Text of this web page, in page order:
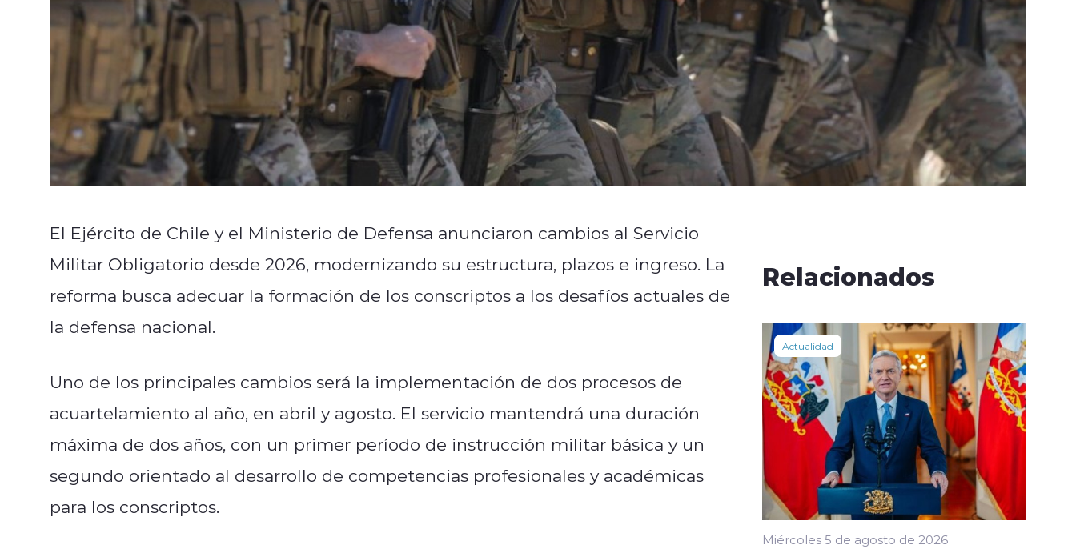
El Ejército de Chile y el Ministerio de Defensa anunciaron cambios al Servicio
Militar Obligatorio desde 2026, modernizando su estructura, plazos e ingreso. La
reforma busca adecuar la formación de los conscriptos a los desafíos actuales de
la defensa nacional.
Uno de los principales cambios será la implementación de dos procesos de
acuartelamiento al año, en abril y agosto. El servicio mantendrá una duración
máxima de dos años, con un primer período de instrucción militar básica y un
segundo orientado al desarrollo de competencias profesionales y académicas
para los conscriptos.
Relacionados
Actualidad
Miércoles 5 de agosto de 2026